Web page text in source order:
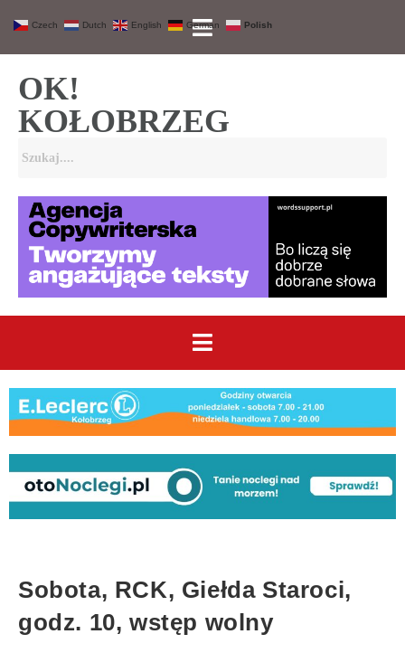
OK!
KOŁOBRZEG
Sobota, RCK, Giełda Staroci,
godz. 10, wstęp wolny
Czech Dutch English German Polish